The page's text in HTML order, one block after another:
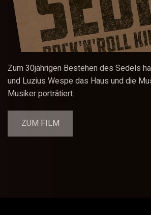
Zum 30jährigen Bestehen des Sedels
und Luzius Wespe das Haus und die
Musiker porträtiert.
ZUM FILM